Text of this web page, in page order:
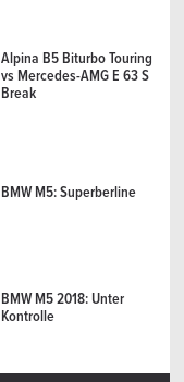
Alpina B5 Biturbo Touring
vs Mercedes-AMG E 63 S
Break
BMW M5: Superberline
BMW M5 2018: Unter
Kontrolle